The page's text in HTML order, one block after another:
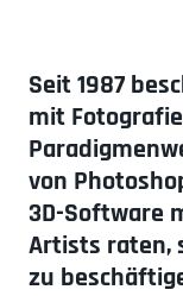
Seit 1987
mit
von
3D-Software
Artists raten,
zu